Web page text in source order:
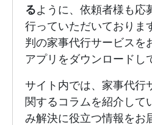
るように、依頼者様も応
行っていただいておりま
判の家事代行サービスを
アプリをダウンロードし
サイト内では、家事代行
関するコラムを紹介して
み解決に役立つ情報をお